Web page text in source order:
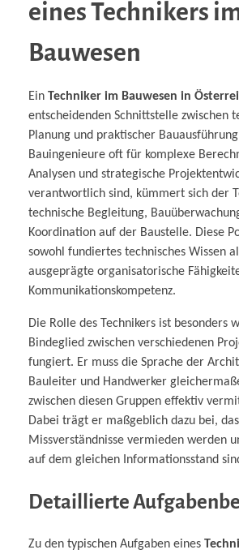
eines Technikers
Bauwesen
Ein Techniker im Bauwesen in
entscheidenden Schnittstelle zwischen
Planung und praktischer
Bauingenieure oft für komplexe
Analysen und strategische
verantwortlich sind, kümmert sich der
technische Begleitung,
Koordination auf der Baustelle. Diese
sowohl fundiertes technisches Wissen
ausgeprägte organisatorische
Kommunikationskompetenz.
Die Rolle des Technikers ist besonders
Bindeglied zwischen verschiedenen
fungiert. Er muss die Sprache der
Bauleiter und Handwerker
zwischen diesen Gruppen effektiv
Dabei trägt er maßgeblich dazu bei,
Missverständnisse vermieden werden
auf dem gleichen Informationsstand
Detaillierte
Zu den typischen Aufgaben eines